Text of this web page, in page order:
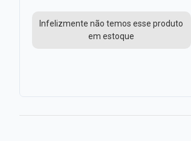
Infelizmente não temos esse produto
em estoque